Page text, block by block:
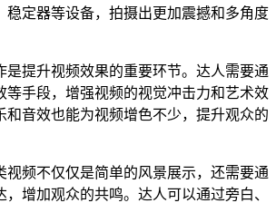
稳定器等设备，拍摄出更加震撼和多角度
是提升视频效果的重要环节。达人需要通
等手段，增强视频的视觉冲击力和艺术效
和音效也能为视频增色不少，提升观众的
视频不仅仅是简单的风景展示，还需要通
增加观众的共鸣。达人可以通过旁白、